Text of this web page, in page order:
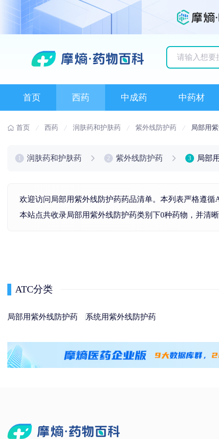
首页 西药 中成药 中药材
首页 西药 润肤药和护肤药 紫外线防护药 局部用
润肤药和护肤药 2 紫外线防护药 3 局部
欢迎访问局部用紫外线防护药药品清单。本列表严格遵
本站点共收录局部用紫外线防护药类别下0种药物，并清
ATC分类
局部用紫外线防护药 系统用紫外线防护药